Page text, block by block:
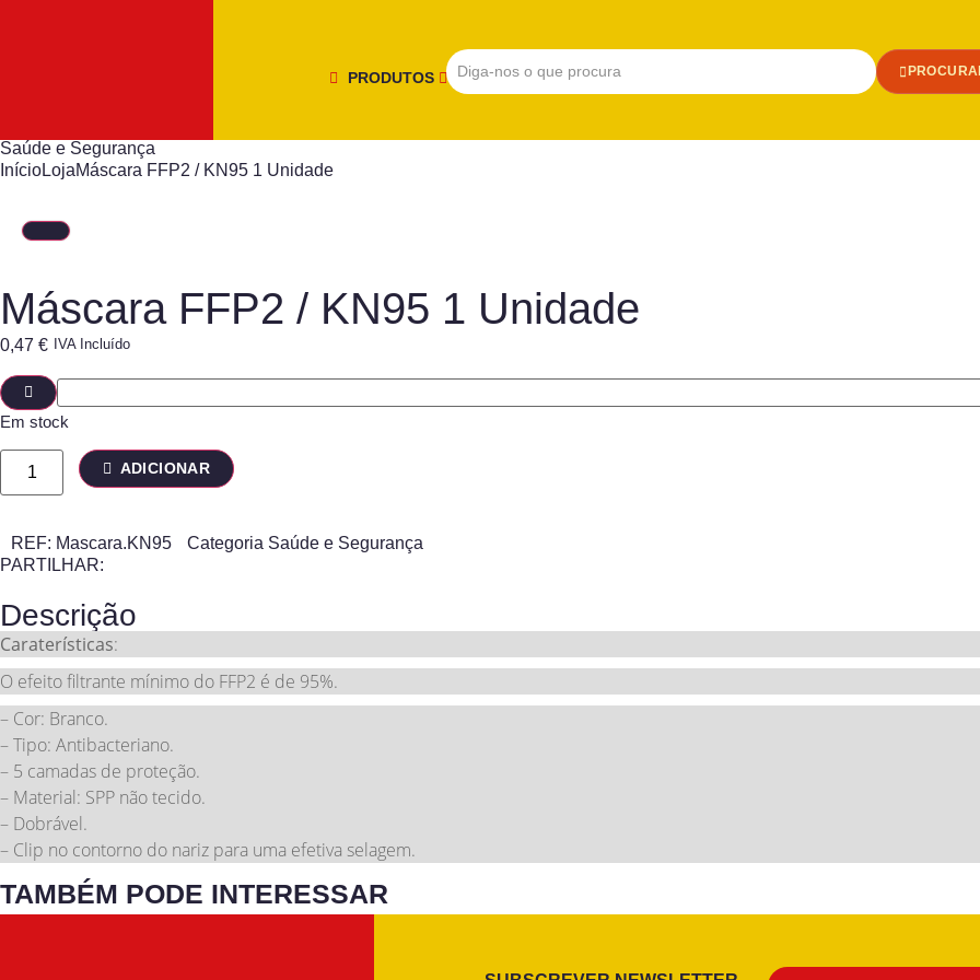
PRODUTOS
Saúde e Segurança
InícioLojaMáscara FFP2 / KN95 1 Unidade
Máscara FFP2 / KN95 1 Unidade
0,47 € IVA Incluído
Em stock
ADICIONAR
REF: Mascara.KN95 Categoria Saúde e Segurança
PARTILHAR:
Descrição
Caraterísticas:
O efeito filtrante mínimo do FFP2 é de 95%.
– Cor: Branco.
– Tipo: Antibacteriano.
– 5 camadas de proteção.
– Material: SPP não tecido.
– Dobrável.
– Clip no contorno do nariz para uma efetiva selagem.
TAMBÉM PODE INTERESSAR